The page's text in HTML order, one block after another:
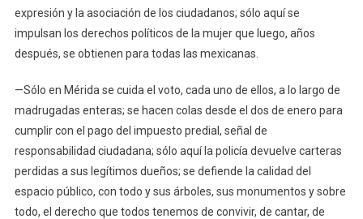
expresión y la asociación de los ciudadanos; sólo aquí se
impulsan los derechos políticos de la mujer que luego, años
después, se obtienen para todas las mexicanas.
—Sólo en Mérida se cuida el voto, cada uno de ellos, a lo largo de
madrugadas enteras; se hacen colas desde el dos de enero para
cumplir con el pago del impuesto predial, señal de
responsabilidad ciudadana; sólo aquí la policía devuelve carteras
perdidas a sus legítimos dueños; se defiende la calidad del
espacio público, con todo y sus árboles, sus monumentos y sobre
todo, el derecho que todos tenemos de convivir, de cantar, de